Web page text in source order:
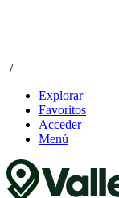
/
Explorar
Favoritos
Acceder
Menú